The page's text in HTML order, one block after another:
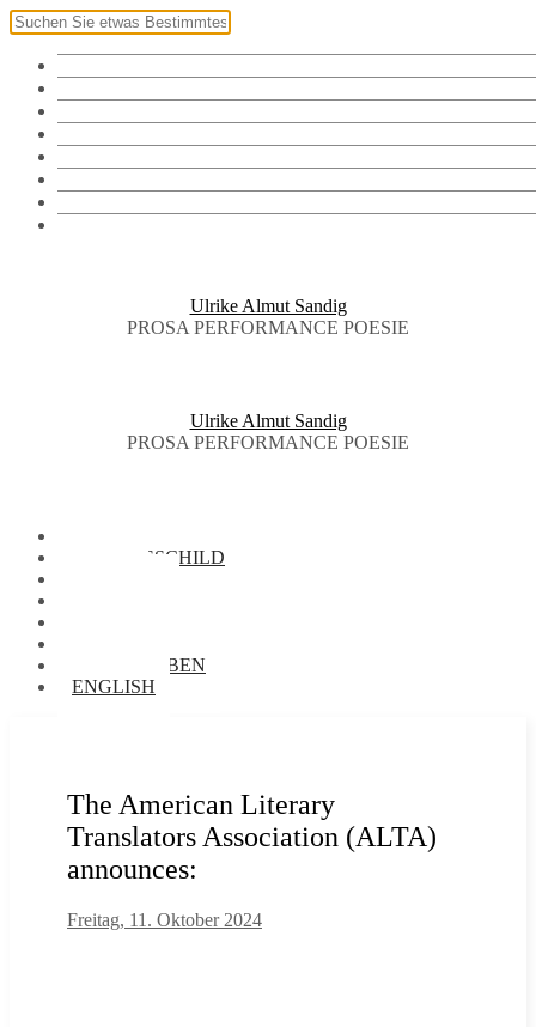
Ulrike Almut Sandig
PROSA PERFORMANCE POESIE
Ulrike Almut Sandig
PROSA PERFORMANCE POESIE
NAMENSSCHILD
BRIEFTAUBEN
ENGLISH
The American Literary
Translators Association (ALTA)
announces:
Freitag, 11. Oktober 2024